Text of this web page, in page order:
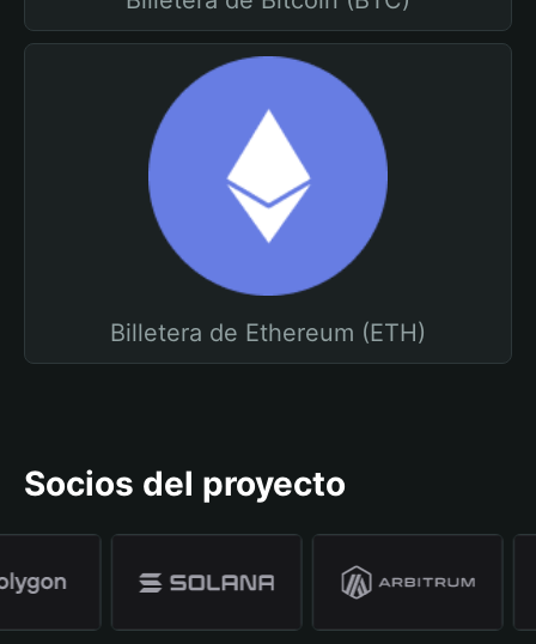
Billetera de Ethereum (ETH)
Socios del proyecto